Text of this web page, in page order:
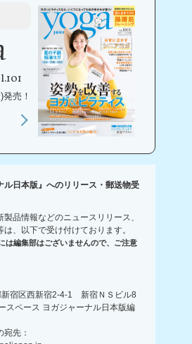
売！
ル日本版』へのリリース・郵送物受
品情報などのニュースリリース、
、以下で受け付けております。
は編集部はございませんので、ご注意
宿区西新宿2-4-1 新宿ＮＳビル8
スペース ヨガジャーナル日本版編
宛先：